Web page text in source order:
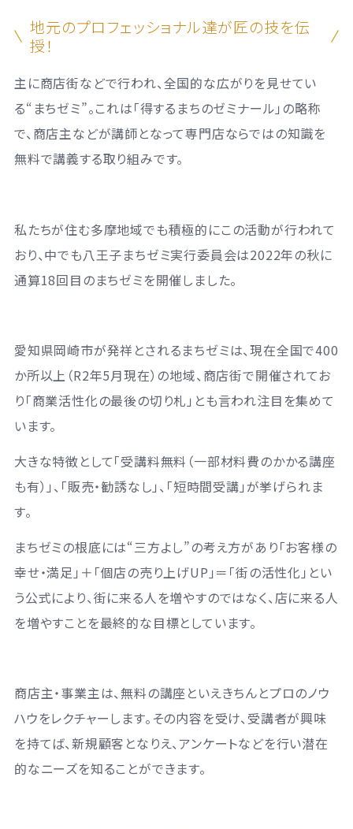
地元のプロフェッショナル達が匠の技を伝
授！
主に商店街などで行われ、全国的な広がりを見せてい
る“まちゼミ”。これは「得するまちのゼミナール」の略称
で、商店主などが講師となって専門店ならではの知識を
無料で講義する取り組みです。
私たちが住む多摩地域でも積極的にこの活動が行われて
おり、中でも八王子まちゼミ実行委員会は2022年の秋に
通算18回目のまちゼミを開催しました。
愛知県岡崎市が発祥とされるまちゼミは、現在全国で400
か所以上（R2年5月現在）の地域、商店街で開催されてお
り「商業活性化の最後の切り札」とも言われ注目を集めて
います。
大きな特徴として「受講料無料（一部材料費のかかる講座
も有）」、「販売・勧誘なし」、「短時間受講」が挙げられま
す。
まちゼミの根底には“三方よし”の考え方があり「お客様の
幸せ・満足」＋「個店の売り上げUP」＝「街の活性化」とい
う公式により、街に来る人を増やすのではなく、店に来る人
を増やすことを最終的な目標としています。
商店主・事業主は、無料の講座といえきちんとプロのノウ
ハウをレクチャーします。その内容を受け、受講者が興味
を持てば、新規顧客となりえ、アンケートなどを行い潜在
的なニーズを知ることができます。